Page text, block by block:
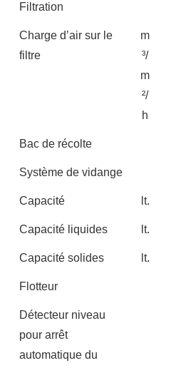
Filtration
Charge d’air sur le
filtre
m
³/
m
²/
h
Bac de récolte
Système de vidange
Capacité lt.
Capacité liquides lt.
Capacité solides lt.
Flotteur
Détecteur niveau
pour arrêt
automatique du